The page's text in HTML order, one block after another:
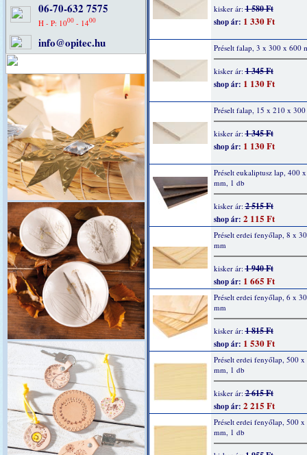
06-70-632 7575
H - P: 1000 - 1400
info@opitec.hu
kisker ár:1 580 Ft
shop ár: 1 330 Ft
Préselt falap, 3 x 300 x 600
kisker ár:1 345 Ft
shop ár: 1 130 Ft
Préselt falap, 15 x 210 x
kisker ár:1 345 Ft
shop ár: 1 130 Ft
Préselt eukaliptusz lap, 400
mm, 1 db
kisker ár:2 515 Ft
shop ár: 2 115 Ft
Préselt erdei fenyőlap, 8 x
mm
kisker ár:1 940 Ft
shop ár: 1 665 Ft
Préselt erdei fenyőlap, 6 x
mm
kisker ár:1 815 Ft
shop ár: 1 530 Ft
Préselt erdei fenyőlap, 500
mm, 1 db
kisker ár:2 615 Ft
shop ár: 2 215 Ft
Préselt erdei fenyőlap, 500
mm, 1 db